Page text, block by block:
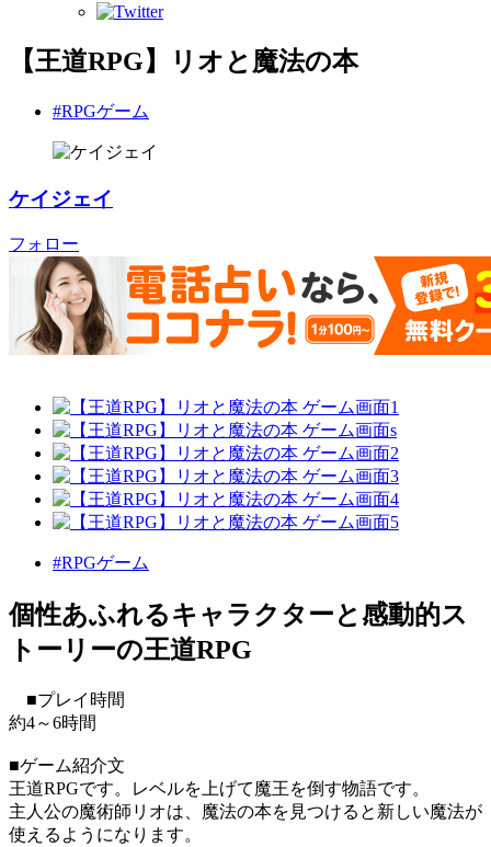
【王道RPG】リオと魔法の本
#RPGゲーム
ケイジェイ
フォロー
#RPGゲーム
個性あふれるキャラクターと感動的ス
トーリーの王道RPG
■プレイ時間
約4～6時間
■ゲーム紹介文
王道RPGです。レベルを上げて魔王を倒す物語です。
主人公の魔術師リオは、魔法の本を見つけると新しい魔法が
使えるようになります。